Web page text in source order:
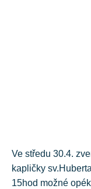
Ve středu 30.4.
kapličky
15hod možné